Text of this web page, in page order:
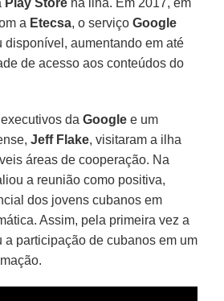
a Etecsa, o serviçoGoogle
disponível, aumentando em até
de acesso aos conteúdos do
daGoogle e um
Jeff Flake, visitaram a ilha
áreas de cooperação. Na
a reunião como positiva,
dos jovens cubanos em
Assim, pela primeira vez a
a participação de cubanos em um